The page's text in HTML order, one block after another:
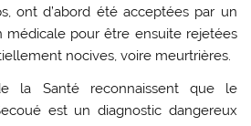
ont d’abord été acceptées par un
médicale pour être ensuite rejetées
nocives, voire meurtrières.
la Santé reconnaissent que le
est un diagnostic dangereux